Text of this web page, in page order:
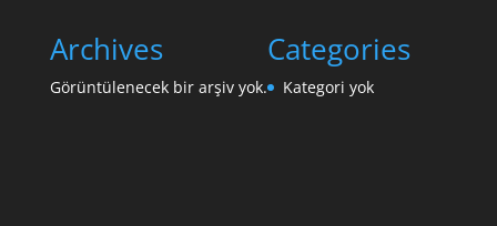
Archives
Görüntülenecek bir arşiv yok.
Categories
Kategori yok